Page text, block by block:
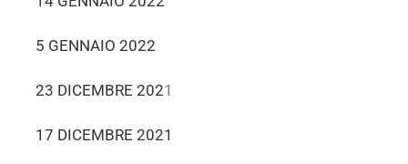
5 GENNAIO 2022
23 DICEMBRE 2021
17 DICEMBRE 2021